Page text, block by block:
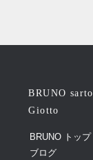
BRUNO
Giotto
BRUNO トップ
ブログ